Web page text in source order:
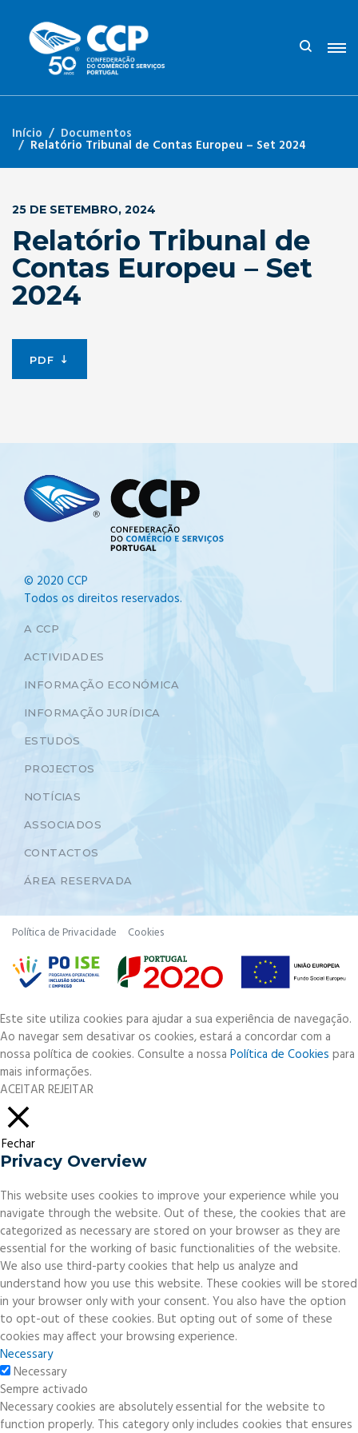
Início Documentos
Relatório Tribunal de Contas Europeu – Set 2024
25 DE SETEMBRO, 2024
Relatório Tribunal de
Contas Europeu – Set
2024
PDF
© 2020 CCP
Todos os direitos reservados.
A CCP
ACTIVIDADES
INFORMAÇÃO ECONÓMICA
INFORMAÇÃO JURÍDICA
ESTUDOS
PROJECTOS
NOTÍCIAS
ASSOCIADOS
CONTACTOS
ÁREA RESERVADA
Política de Privacidade Cookies
Este site utiliza cookies para ajudar a sua experiência de navegação.
Ao navegar sem desativar os cookies, estará a concordar com a
nossa política de cookies. Consulte a nossa Política de Cookies para
mais informações.
ACEITARREJEITAR
Fechar
Privacy Overview
This website uses cookies to improve your experience while you
navigate through the website. Out of these, the cookies that are
categorized as necessary are stored on your browser as they are
essential for the working of basic functionalities of the website.
We also use third-party cookies that help us analyze and
understand how you use this website. These cookies will be stored
in your browser only with your consent. You also have the option
to opt-out of these cookies. But opting out of some of these
cookies may affect your browsing experience.
Necessary
Necessary
Sempre activado
Necessary cookies are absolutely essential for the website to
function properly. This category only includes cookies that ensures